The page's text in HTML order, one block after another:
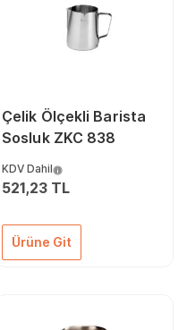
Çelik Ölçekli Barista
Sosluk ZKC 838
KDV Dahil
521,23 TL
Ürüne Git